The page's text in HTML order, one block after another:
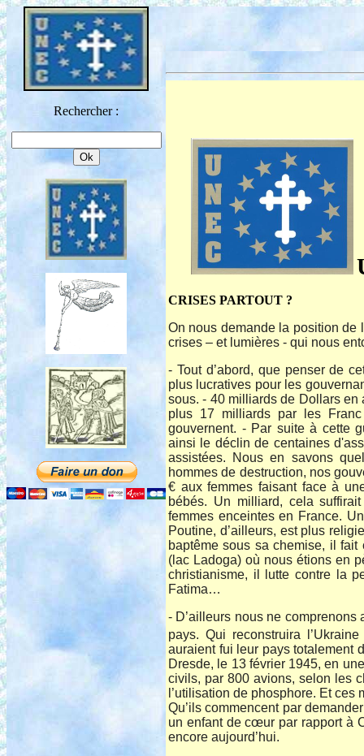
Rechercher :
CRISES PARTOUT ?
On nous demande la position de
crises – et lumières - qui nous
- Tout d’abord, que penser de
plus lucratives pour les
sous. - 40 milliards de Dollars en
plus 17 milliards par les
gouvernent. - Par suite à cette
ainsi le déclin de centaines
assistées. Nous en savons
hommes de destruction, nos
€ aux femmes faisant face à
bébés. Un milliard, cela
femmes enceintes en France.
Poutine, d’ailleurs, est plus
baptême sous sa chemise, il
(lac Ladoga) où nous étions en
christianisme, il lutte contre la
Fatima…
- D’ailleurs nous ne
pays. Qui reconstruira
auraient fui leur pays totalement
Dresde, le 13 février 1945, en
civils, par 800 avions, selon les
l’utilisation de phosphore. Et
Qu’ils commencent par
un enfant de cœur par rapport à
encore aujourd’hui.